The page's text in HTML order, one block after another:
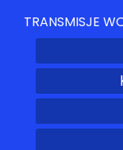
TRANSMISJE